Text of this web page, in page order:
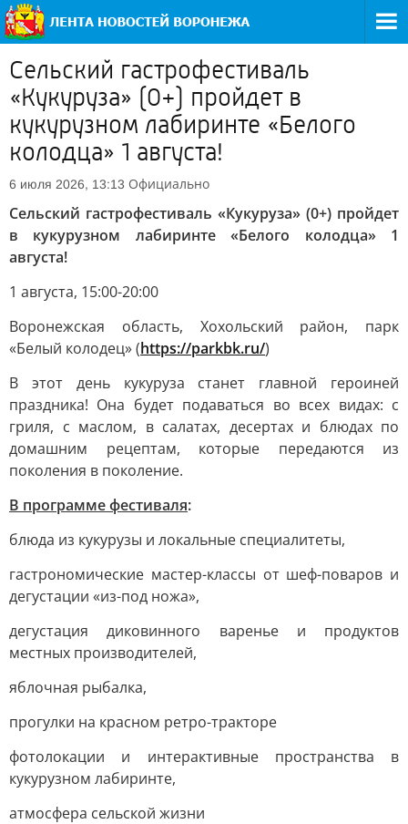
Сельский гастрофестиваль
«Кукуруза» (0+) пройдет в
кукурузном лабиринте «Белого
колодца» 1 августа!
6 июля 2026, 13:13 Официально
Сельский гастрофестиваль «Кукуруза» (0+) пройдет
в кукурузном лабиринте «Белого колодца» 1
августа!
1 августа, 15:00-20:00
Воронежская область, Хохольский район, парк
«Белый колодец» (https://parkbk.ru/)
В этот день кукуруза станет главной героиней
праздника! Она будет подаваться во всех видах: с
гриля, с маслом, в салатах, десертах и блюдах по
домашним рецептам, которые передаются из
поколения в поколение.
В программе фестиваля:
блюда из кукурузы и локальные специалитеты,
гастрономические мастер-классы от шеф-поваров и
дегустации «из-под ножа»,
дегустация диковинного варенье и продуктов
местных производителей,
яблочная рыбалка,
прогулки на красном ретро-тракторе
фотолокации и интерактивные пространства в
кукурузном лабиринте,
атмосфера сельской жизни